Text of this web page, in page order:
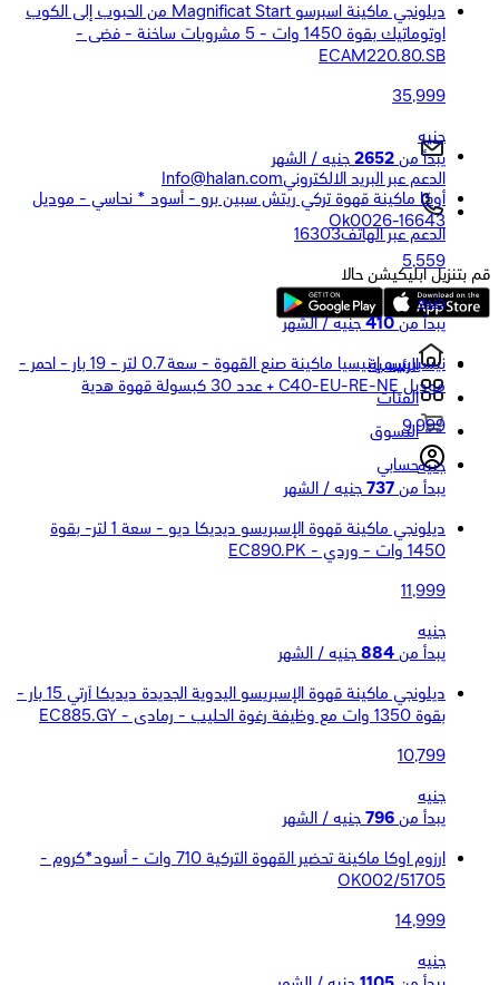
ديلونجي ماكينة اسبرسو Magnificat Start من الحبوب إلى الكوب
اوتوماتيك بقوة 1450 وات - 5 مشروبات ساخنة - فضى -
ECAM220.80.SB
35,999
جنيه
يبدأ من 2652 جنيه / الشهر
أوكا ماكينة قهوة تركي ريتش سبين برو - أسود * نحاسي - موديل
Ok0026-16643
5,559
جنيه
يبدأ من 410 جنيه / الشهر
نيسبريسو إينيسيا ماكينة صنع القهوة - سعة 0.7 لتر - 19 بار - احمر -
موديل C40-EU-RE-NE + عدد 30 كبسولة قهوة هدية
9,999
جنيه
يبدأ من 737 جنيه / الشهر
ديلونجي ماكينة قهوة الإسبريسو ديديكا ديو - سعة 1 لتر- بقوة
1450 وات - وردي - EC890.PK
11,999
جنيه
يبدأ من 884 جنيه / الشهر
ديلونجي ماكينة قهوة الإسبريسو اليدوية الجديدة ديديكا آرتي 15 بار -
بقوة 1350 وات مع وظيفة رغوة الحليب - رمادى - EC885.GY
10,799
جنيه
يبدأ من 796 جنيه / الشهر
ارزوم اوكا ماكينة تحضير القهوة التركية 710 وات - أسود*كروم -
OK002/51705
14,999
جنيه
الدعم عبر البريد الالكترونيInfo@halan.com
الدعم عبر الهاتف16303
قم بتنزيل ابليكيشن حالا
الرئيسية
الفئات
التسوق
حسابي